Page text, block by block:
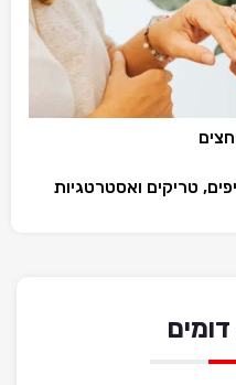
טריקים ואסטרטגיות